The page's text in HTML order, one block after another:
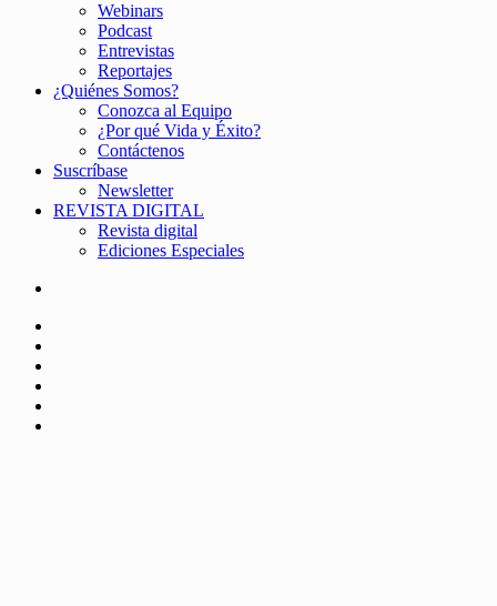
Webinars
Podcast
Entrevistas
Reportajes
¿Quiénes Somos?
Conozca al Equipo
¿Por qué Vida y Éxito?
Contáctenos
Suscríbase
Newsletter
REVISTA DIGITAL
Revista digital
Ediciones Especiales